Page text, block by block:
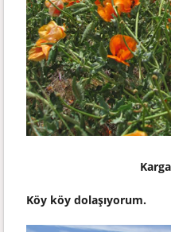
Köy köy dolaşıyorum.